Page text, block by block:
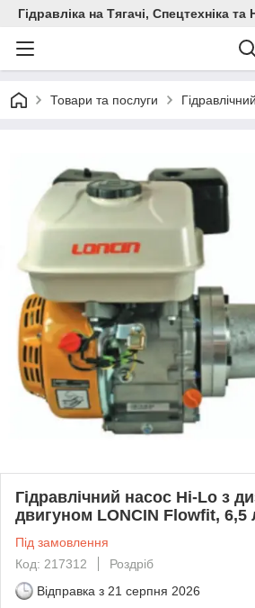
Гідравліка на Тягачі, Спецтехніка
Товари та послуги
Гідравлічний насос Hi-Lo з
двигуном LONCIN Flowfit, 6,5
Під замовлення
Код: 217312
Роздріб
Відправка з 21 серпня 2026